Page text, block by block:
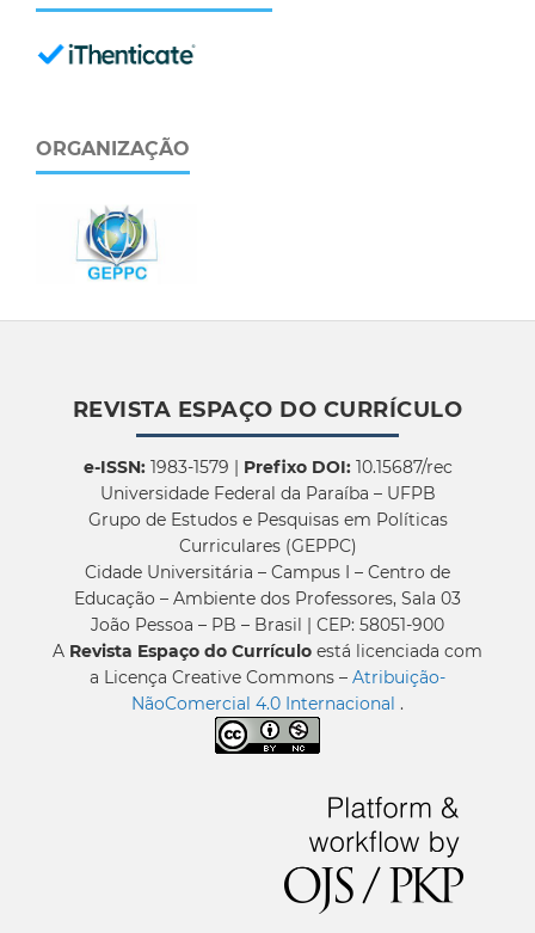
ORGANIZAÇÃO
REVISTA ESPAÇO DO CURRÍCULO
e-ISSN:1983-1579 | Prefixo DOI:10.15687/rec
Universidade Federal da Paraíba – UFPB
Grupo de Estudos e Pesquisas em Políticas
Curriculares (GEPPC)
Cidade Universitária – Campus I – Centro de
Educação – Ambiente dos Professores, Sala 03
João Pessoa – PB – Brasil | CEP: 58051-900
A Revista Espaço do Currículo está licenciada com
a Licença Creative Commons – Atribuição-
NãoComercial 4.0 Internacional .